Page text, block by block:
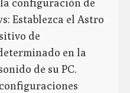
configuración de
Establezca el Astro
de
en la
de su PC.